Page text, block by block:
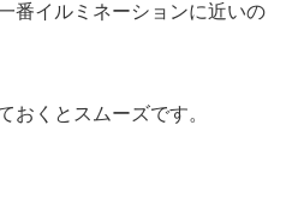
番イルミネーションに近いの
おくとスムーズです。